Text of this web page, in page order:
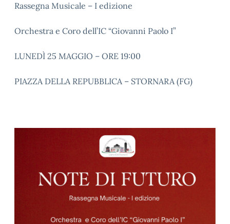
Rassegna Musicale – I edizione
Orchestra e Coro dell’IC “Giovanni Paolo I”
LUNEDÌ 25 MAGGIO – ORE 19:00
PIAZZA DELLA REPUBBLICA – STORNARA (FG)